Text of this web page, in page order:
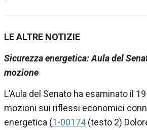
LE ALTRE NOTIZIE
Sicurezza energetica: Aula del
mozione
L’Aula del Senato ha esaminato il
mozioni sui riflessi economici
energetica (1-00174(testo 2)